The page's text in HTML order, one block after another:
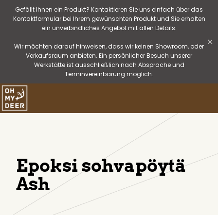
Gefällt Ihnen ein Produkt? Kontaktieren Sie uns einfach über das
Kontaktformular bei Ihrem gewünschten Produkt und Sie erhalten
ein unverbindliches Angebot mit allen Details.
Wir möchten darauf hinweisen, dass wir keinen Showroom, oder
Verkaufsraum anbieten. Ein persönlicher Besuch unserer
Werkstätte ist ausschließlich nach Absprache und
Terminvereinbarung möglich.
✕
Epoksi sohvapöytä
Ash